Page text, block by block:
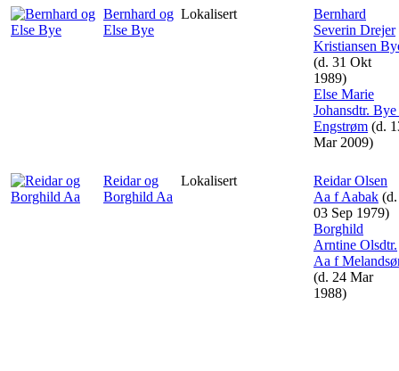
Bernhard og
Else Bye
Lokalisert
Bernhard
Severin Drejer
Kristiansen
(d. 31 Okt
1989)
Else Marie
Johansdtr.
Engstrøm (d.
Mar 2009)
Reidar og
Borghild Aa
Lokalisert
Reidar Olsen
Aa f Aabak (d.
03 Sep 1979)
Borghild
Arntine Olsdtr.
Aa f
(d. 24 Mar
1988)